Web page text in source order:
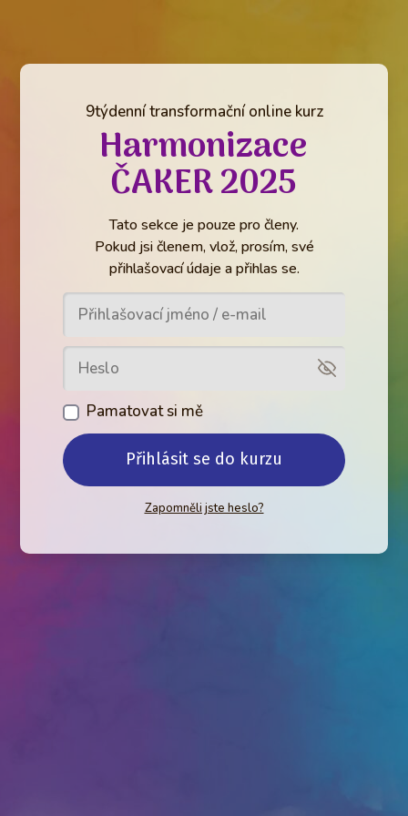
9týdenní transformační online kurz
Harmonizace
ČAKER 2025
Tato sekce je pouze pro členy.
Pokud jsi členem, vlož, prosím, své
přihlašovací údaje a přihlas se.
Pamatovat si mě
Přihlásit se do kurzu
Zapomněli jste heslo?